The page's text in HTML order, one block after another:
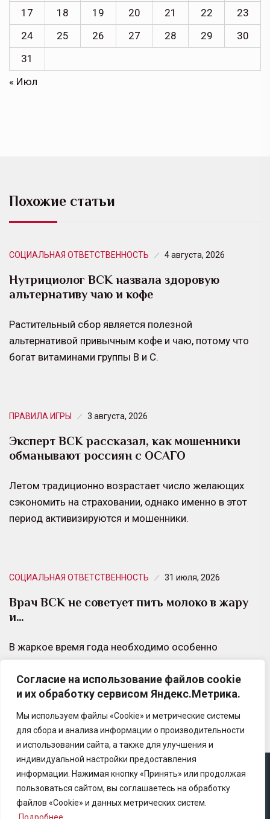
Согласие на использование файлов cookie
и их обработку сервисом Яндекс.Метрика.
Мы используем файлы «Cookie» и метрические системы
для сбора и анализа информации о производительности
и использовании сайта, а также для улучшения и
индивидуальной настройки предоставления
информации. Нажимая кнопку «Принять» или продолжая
пользоваться сайтом, вы соглашаетесь на обработку
файлов «Cookie» и данных метрических систем.
17
18 19 20 21 22
23
24
25 26 27 28 29
30
31
« Июл
Похожие статьи
СОЦИАЛЬНАЯ ОТВЕТСТВЕННОСТЬ 4 августа, 2026
Нутрициолог ВСК назвала здоровую
альтернативу чаю и кофе
Растительный сбор является полезной
альтернативой привычным кофе и чаю, потому что
богат витаминами группы B и C.
ПРАВИЛА ИГРЫ 3 августа, 2026
Эксперт ВСК рассказал, как мошенники
обманывают россиян с ОСАГО
Летом традиционно возрастает число желающих
сэкономить на страховании, однако именно в этот
период активизируются и мошенники.
СОЦИАЛЬНАЯ ОТВЕТСТВЕННОСТЬ 31 июля, 2026
Врач ВСК не советует пить молоко в жару
и…
В жаркое время года необходимо особенно
тщательно прислушиваться к своему организму.
Ведь помимо солнечного удара существует риск
теплового истощения (которое маскируется…
Copyright © 2025 Ассоциация «Некоммерческого
партнерство содействия развитию страхового рынка
«Центр страховой безопасности»